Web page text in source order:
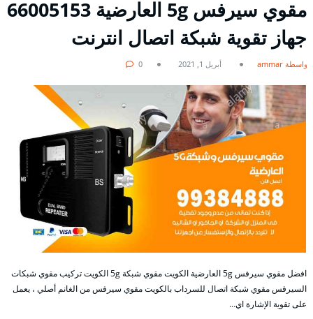
مقوي سيرفس 5g العارضية 66005153
جهاز تقوية شبكة اتصال انترنت
بواسطة ammar أبريل 1, 2021 0
افضل مقوي سيرفس 5g العارضية الكويت مقوي شبكة 5g الكويت تركيب مقوي شبكات
السيرفس مقوي شبكة اتصال للسرداب بالكويت مقوي سيرفس من الغانم أصلي ، يعمل
على تقوية الإشارة اي…